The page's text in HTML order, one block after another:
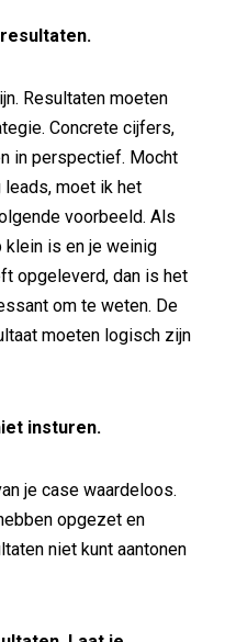
Resultaten moeten
Concrete cijfers,
in perspectief. Mocht
leads, moet ik het
voorbeeld. Als
is en je weinig
opgeleverd, dan is het
om te weten. De
moeten logisch zijn
insturen.
je case waardeloos.
opgezet en
niet kunt aantonen